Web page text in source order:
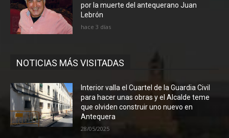
por la muerte del antequerano Juan
Lebrón
hace 3 días
NOTICIAS MÁS VISITADAS
Interior valla el Cuartel de la Guardia Civil
para hacer unas obras y el Alcalde teme
que olviden construir uno nuevo en
Antequera
28/05/2025